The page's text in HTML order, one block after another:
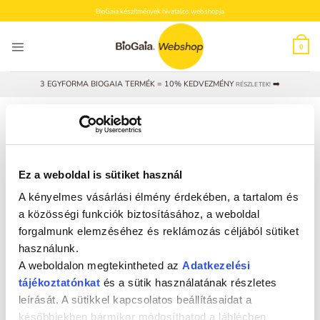
Ez a weboldal is sütiket használ
A kényelmes vásárlási élmény érdekében, a tartalom és
a közösségi funkciók biztosításához, a weboldal
forgalmunk elemzéséhez és reklámozás céljából sütiket
használunk.
A weboldalon megtekintheted azAdatkezelési
tájékoztatónkat és a sütik használatának részletes
leírását. A sütikkel kapcsolatos beállításaidat a
későbbiekben bármikor módosíthatod a láblécben
to
BioGaia készítmények hivatalos webshopja
0
3 EGYFORMA BIOGAIA TERMÉK = 10% KEDVEZMÉNYRÉSZLETEK! ➡️
/ “UZSONNA” CÍMKÉVEL RENDELKEZŐ TERMÉKEK
SZŰRÉS
ÚJ!